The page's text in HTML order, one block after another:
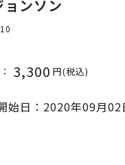
ョンソン
3,300 円(税込)
始日：2020年09月02